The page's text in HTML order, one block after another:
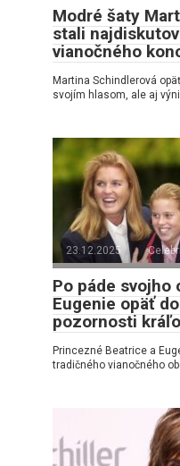
Modré šaty
stali
vianočného
Martina Schindlerová
svojím hlasom, ale aj
23.12.2025
Po páde svojho
Eugenie opäť
pozornosti
Princezné Beatrice a
tradičného vianočného